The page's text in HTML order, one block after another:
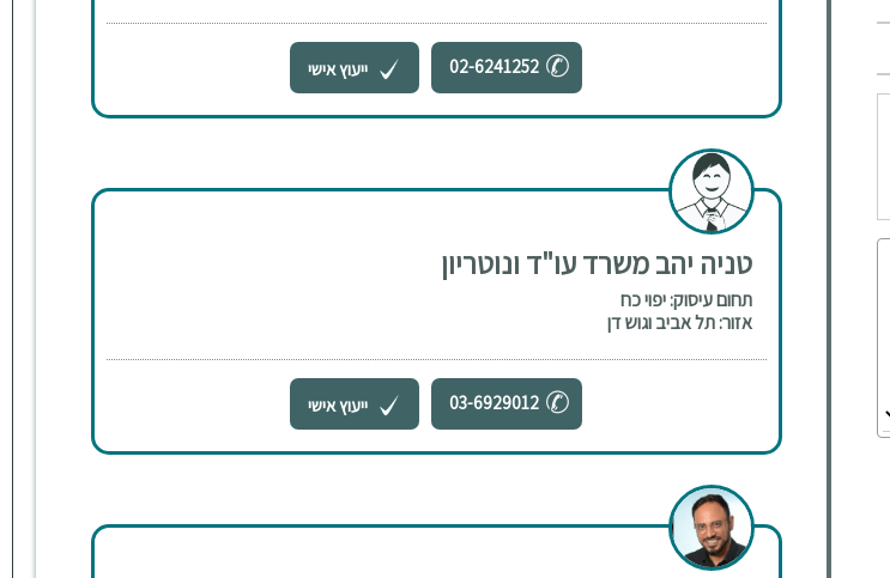
02-6241252 ייעוץ אישי
טניה יהב משרד עו"ד ונוטריון
תחום עיסוק: יפוי כח
אזור: תל אביב וגוש דן
03-6929012 ייעוץ אישי